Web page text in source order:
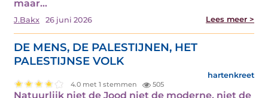
maar…
J.Bakx 26 juni 2026 Lees meer >
DE MENS, DE PALESTIJNEN, HET
PALESTIJNSE VOLK
hartenkreet
4.0 met 1 stemmen 505
Natuurlijk niet de Jood niet de moderne, niet de